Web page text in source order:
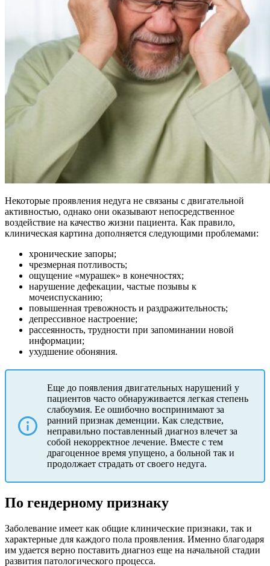
Некоторые проявления недуга не связаны с двигательной
активностью, однако они оказывают непосредственное
воздействие на качество жизни пациента. Как правило,
клиническая картина дополняется следующими проблемами:
хронические запоры;
чрезмерная потливость;
ощущение «мурашек» в конечностях;
нарушение дефекации, частые позывы к
мочеиспусканию;
повышенная тревожность и раздражительность;
депрессивное настроение;
рассеянность, трудности при запоминании новой
информации;
ухудшение обоняния.
Еще до появления двигательных нарушений у
пациентов часто обнаруживается легкая степень
слабоумия. Ее ошибочно воспринимают за
ранний признак деменции. Как следствие,
неправильно поставленный диагноз влечет за
собой некорректное лечение. Вместе с тем
драгоценное время упущено, а больной так и
продолжает страдать от своего недуга.
По гендерному признаку
Заболевание имеет как общие клинические признаки, так и
характерные для каждого пола проявления. Именно благодаря
им удается верно поставить диагноз еще на начальной стадии
развития патологического процесса.